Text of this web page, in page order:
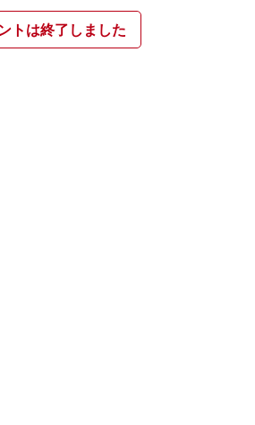
トは終了しました